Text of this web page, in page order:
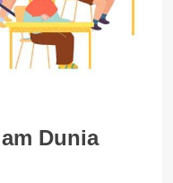
Dunia